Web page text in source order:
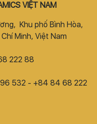
VIỆT NAM
Khu phố Bình Hòa,
Minh, Việt Nam
222 88
532 - +84 84 68 222